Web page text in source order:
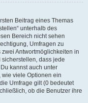
Beitrag eines Themas
unterhalb des
Bereich nicht sehen
Umfragen zu
Antwortmöglichkeiten in
dass jede
kannst auch unter
wie viele Optionen ein
Umfrage gilt (0 bedeutet
ob die Benutzer ihre